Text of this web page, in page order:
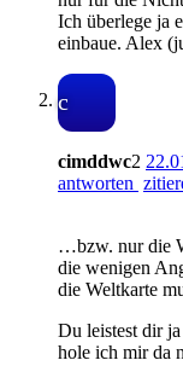
Ich überlege ja
einbaue. Alex
c
cimddwc2
antworten
…bzw. nur die
die wenigen
die Weltkarte
Du leistest dir
hole ich mir da